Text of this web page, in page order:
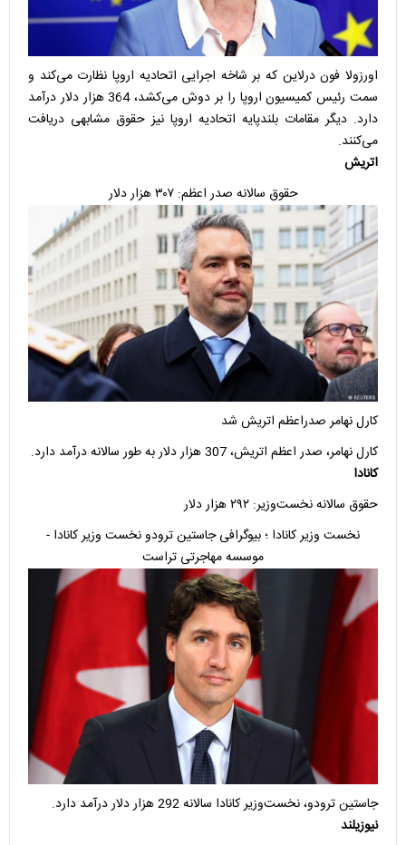
اورزولا فون درلاین که بر شاخه اجرایی اتحادیه اروپا نظارت می‌کند و
سمت رئیس کمیسیون اروپا را بر دوش می‌کشد، 364 هزار دلار درآمد
دارد. دیگر مقامات بلندپایه اتحادیه اروپا نیز حقوق مشابهی دریافت
می‌کنند.
اتریش
حقوق سالانه صدر اعظم: ۳۰۷ هزار دلار
کارل نهامر صدراعظم اتریش شد
کارل نهامر، صدر اعظم اتریش، 307 هزار دلار به طور سالانه درآمد دارد.
کانادا
حقوق سالانه نخست‌وزیر: ۲۹۲ هزار دلار
نخست وزیر کانادا ؛ بیوگرافی جاستین ترودو نخست وزیر کانادا -
موسسه مهاجرتی تراست
جاستین ترودو، نخست‌وزیر کانادا سالانه 292 هزار دلار درآمد دارد.
نیوزیلند